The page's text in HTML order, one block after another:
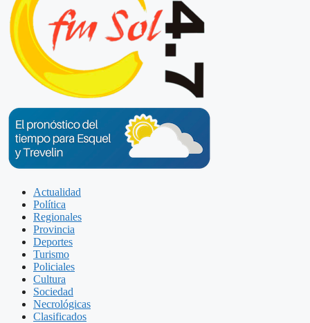
Actualidad
Política
Regionales
Provincia
Deportes
Turismo
Policiales
Cultura
Sociedad
Necrológicas
Clasificados